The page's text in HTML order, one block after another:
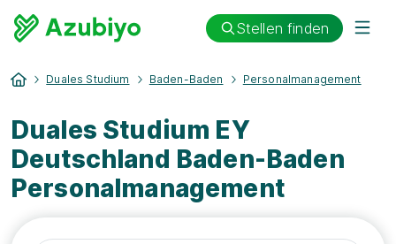
Stellen finden
Duales Studium Baden-Baden Personalmanagement
Duales Studium EY
Deutschland Baden-Baden
Personalmanagement